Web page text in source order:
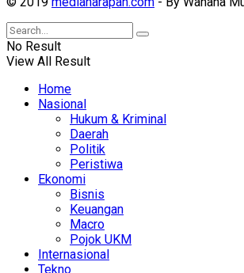
No Result
View All Result
Home
Nasional
Hukum & Kriminal
Daerah
Politik
Peristiwa
Ekonomi
Bisnis
Keuangan
Macro
Pojok UKM
Internasional
Tekno